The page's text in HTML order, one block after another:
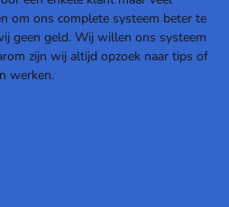
om ons complete systeem beter te
geen geld. Wij willen ons systeem
zijn wij altijd opzoek naar tips of
werken.